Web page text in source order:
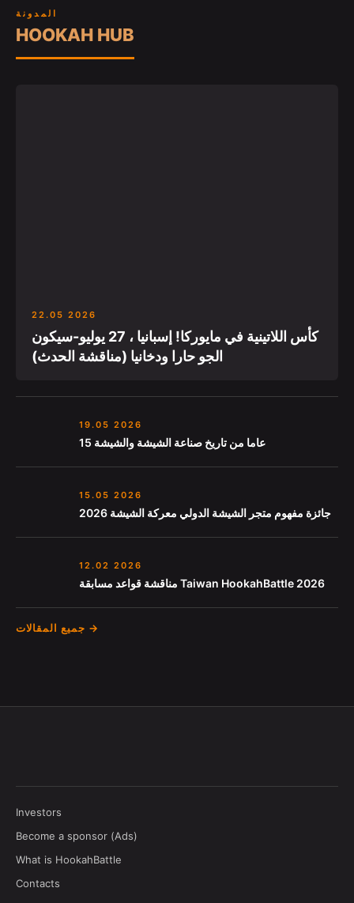
المدونة
HOOKAH HUB
22.05 2026
كأس اللاتينية في مايوركا! إسبانيا ، 27 يوليو-سيكون
الجو حارا ودخانيا (مناقشة الحدث)
19.05 2026
15 عاما من تاريخ صناعة الشيشة والشيشة
15.05 2026
جائزة مفهوم متجر الشيشة الدولي معركة الشيشة 2026
12.02 2026
مناقشة قواعد مسابقة Taiwan HookahBattle 2026
جميع المقالات →
Investors
Become a sponsor (Ads)
What is HookahBattle
Contacts